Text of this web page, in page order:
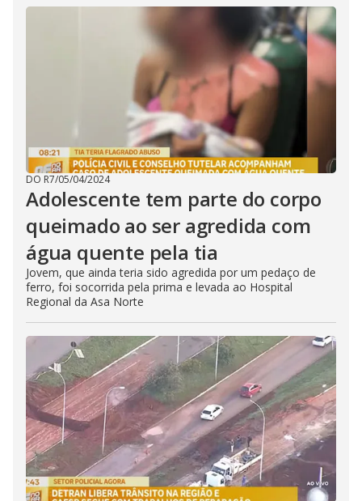
DO R7/05/04/2024
Adolescente tem parte do corpo
queimado ao ser agredida com
água quente pela tia
Jovem, que ainda teria sido agredida por um pedaço de
ferro, foi socorrida pela prima e levada ao Hospital
Regional da Asa Norte